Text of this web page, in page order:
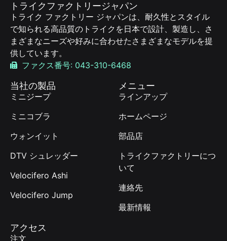
当社の製品
ミニジープ
ミニコブラ
ウォンイット
DTV シュレッダー
Velocifero Ashi
Velocifero Jump
メニュー
ラインアップ
ホームページ
部品店
トライクファクトリーにつ
いて
連絡先
最新情報
アクセス
注文
トライクファクトリージャパン
トライク ファクトリー ジャパンは、耐久性とスタイル
で知られる高品質のトライクを日本で設計、製造し、さ
まざまなニーズや好みに合わせたさまざまなモデルを提
供しています。
ファクス番号: 043-310-6468